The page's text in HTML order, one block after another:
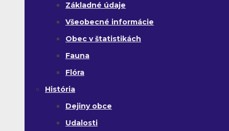
Základné údaje
Všeobecné informácie
Obec v štatistikách
Fauna
Flóra
História
Dejiny obce
Udalosti